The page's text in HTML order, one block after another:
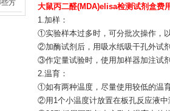
？
方
大鼠丙二醛(MDA)elisa检测试剂盒费
1.加样：
①实验样本过多时，可分批次操作，
②加酶试剂后，用吸水纸吸干孔外试
③作定量试验时，使用加样器加注试
2.温育：
①如有两种温度，尽量使用较低的温
②用1个小温度计放置在板孔反应液中